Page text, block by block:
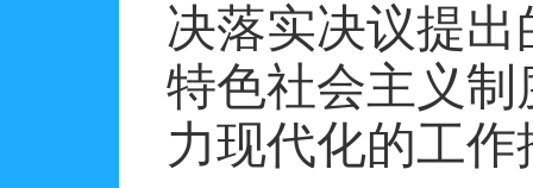
决落实决议提
特色社会主义
力现代化的工